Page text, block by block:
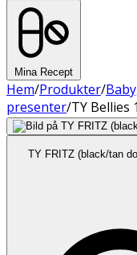
Mina Recept
Hem/Produkter/
presenter/TY Bellies
TY FRITZ (black/tan